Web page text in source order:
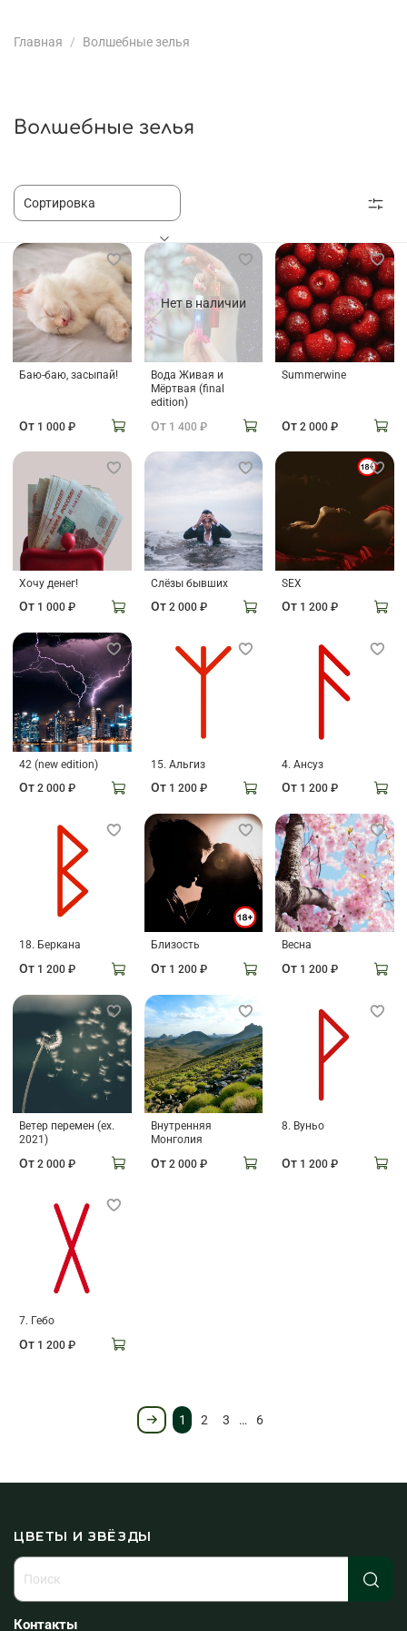
Главная Волшебные зелья
Волшебные зелья
Баю-баю, засыпай!
От 1 000 ₽
Нет в наличии
Вода Живая и
Мёртвая (final
edition)
От 1 400 ₽
Summerwine
От 2 000 ₽
Хочу денег!
От 1 000 ₽
Слёзы бывших
От 2 000 ₽
SEX
От 1 200 ₽
42 (new edition)
От 2 000 ₽
15. Альгиз
От 1 200 ₽
4. Ансуз
От 1 200 ₽
18. Беркана
От 1 200 ₽
Близость
От 1 200 ₽
Весна
От 1 200 ₽
Ветер перемен (ex.
2021)
От 2 000 ₽
Внутренняя
Монголия
От 2 000 ₽
8. Вуньо
От 1 200 ₽
7. Гебо
От 1 200 ₽
1 2 3 … 6
ЦВЕТЫ И ЗВЁЗДЫ
Контакты